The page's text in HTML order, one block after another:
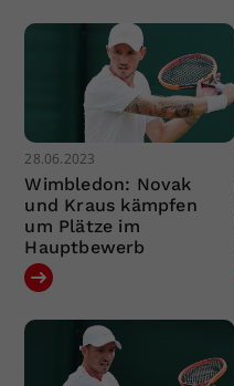
28.06.2023
Wimbledon: Novak
und Kraus kämpfen
um Plätze im
Hauptbewerb